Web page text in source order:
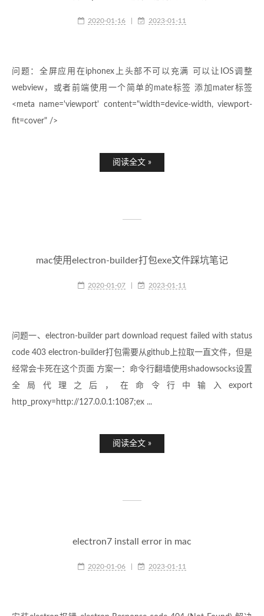
2020-01-16 2023-01-11
问题：全屏应用在iphonex上头部不可以充满 可以让IOS调整
webview，或者前端使用一个简单的mate标签 添加mater标签
<meta name='viewport' content="width=device-width, viewport-
fit=cover" />
阅读全文 »
mac使用electron-builder打包exe文件踩坑笔记
2020-01-07 2023-01-11
问题一、electron-builder part download request failed with status
code 403 electron-builder打包需要从github上拉取一直文件，但是
经常会卡死在这个页面 方案一：命令行翻墙使用shadowsocks设置
全局代理之后，在命令行中输入export
http_proxy=http://127.0.0.1:1087;ex ...
阅读全文 »
electron7 install error in mac
2020-01-06 2023-01-11